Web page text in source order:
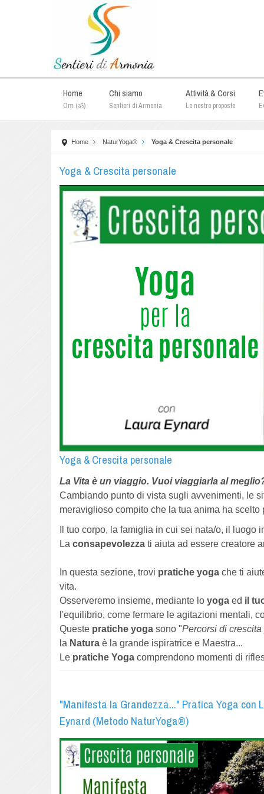
Home
Oṃ (ॐ)
Chi siamo
Sentieri di Armonia
Attività & Corsi
Le nostre proposte
Home NaturYoga® Yoga & Crescita personale
Yoga & Crescita personale
Yoga & Crescita personale
La Vita è un viaggio. Vuoi viaggiarla al
Cambiando punto di vista sugli avvenimenti, le
meraviglioso compito che la tua anima ha
Il tuo corpo, la famiglia in cui sei nata/o, il
Laconsapevolezza ti aiuta ad essere creatore
In questa sezione, trovi pratiche yoga che ti
vita.
Osserveremo insieme, mediante lo yoga ed il
l'equilibrio, come fermare le agitazioni mentali,
Queste pratiche yoga sono "Percorsi di
la Natura è la grande ispiratrice e Maestra...
Le pratiche Yoga comprendono momenti di
"Manifesta la Grandezza..." Pratica Yoga con
Eynard (Metodo NaturYoga®)